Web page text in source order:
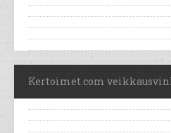
Kertoimet.com